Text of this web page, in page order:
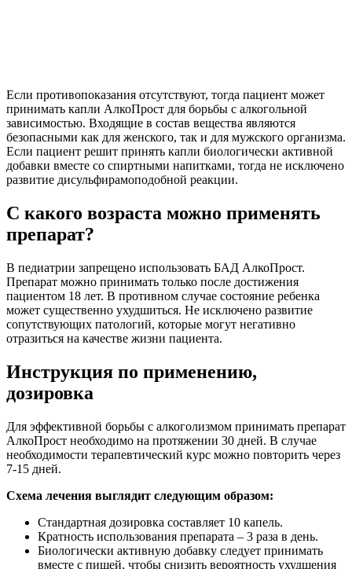
Если противопоказания отсутствуют, тогда пациент может
принимать капли АлкоПрост для борьбы с алкогольной
зависимостью. Входящие в состав вещества являются
безопасными как для женского, так и для мужского организма.
Если пациент решит принять капли биологически активной
добавки вместе со спиртными напитками, тогда не исключено
развитие дисульфирамоподобной реакции.
С какого возраста можно применять
препарат?
В педиатрии запрещено использовать БАД АлкоПрост.
Препарат можно принимать только после достижения
пациентом 18 лет. В противном случае состояние ребенка
может существенно ухудшиться. Не исключено развитие
сопутствующих патологий, которые могут негативно
отразиться на качестве жизни пациента.
Инструкция по применению,
дозировка
Для эффективной борьбы с алкоголизмом принимать препарат
АлкоПрост необходимо на протяжении 30 дней. В случае
необходимости терапевтический курс можно повторить через
7-15 дней.
Схема лечения выглядит следующим образом:
Стандартная дозировка составляет 10 капель.
Кратность использования препарата – 3 раза в день.
Биологически активную добавку следует принимать
вместе с пищей, чтобы снизить вероятность ухудшения